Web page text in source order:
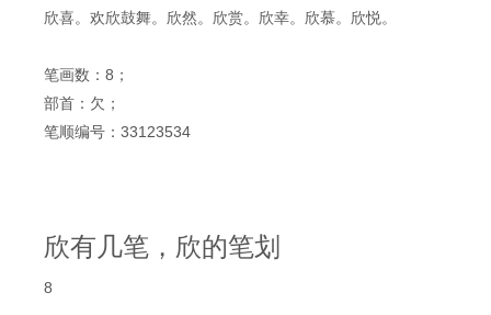
欣喜。欢欣鼓舞。欣然。欣赏。欣幸。欣慕。欣悦。
笔画数：8；
部首：欠；
笔顺编号：33123534
欣有几笔，欣的笔划
8